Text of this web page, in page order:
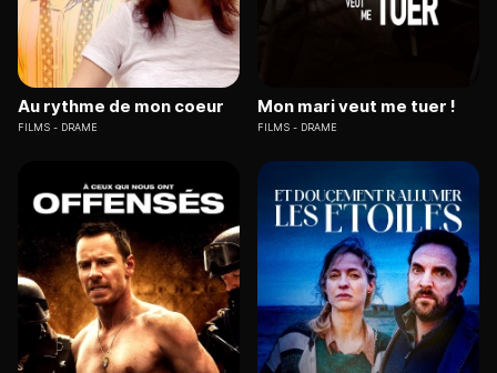
Au rythme de mon coeur
FILMS DRAME
Mon mari veut me tuer !
FILMS DRAME